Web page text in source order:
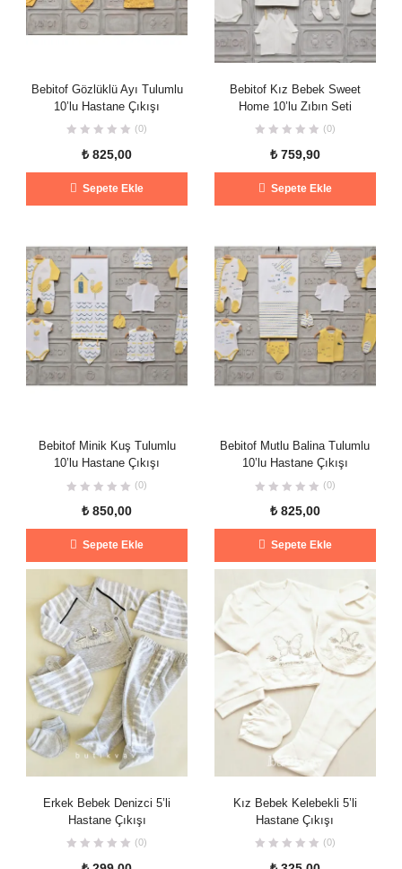
Bebitof Gözlüklü Ayı Tulumlu
10’lu Hastane Çıkışı
(0)
₺ 825,00
Sepete Ekle
Bebitof Kız Bebek Sweet
Home 10’lu Zıbın Seti
(0)
₺759,90
Sepete Ekle
Bebitof Minik Kuş Tulumlu
10’lu Hastane Çıkışı
(0)
₺ 850,00
Sepete Ekle
Bebitof Mutlu Balina Tulumlu
10’lu Hastane Çıkışı
(0)
₺825,00
Sepete Ekle
Erkek Bebek Denizci 5’li
Hastane Çıkışı
(0)
Kız Bebek Kelebekli 5’li
Hastane Çıkışı
(0)